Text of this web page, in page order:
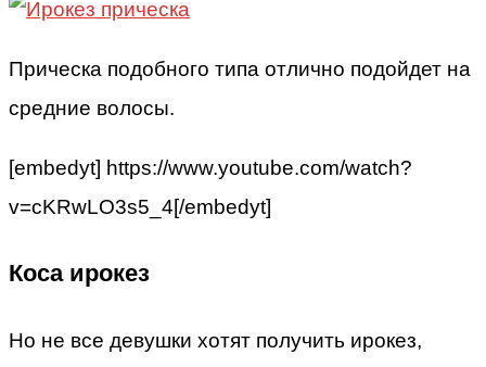
Прическа подобного типа отлично подойдет на
средние волосы.
[embedyt] https://www.youtube.com/watch?
v=cKRwLO3s5_4[/embedyt]
Коса ирокез
Но не все девушки хотят получить ирокез,